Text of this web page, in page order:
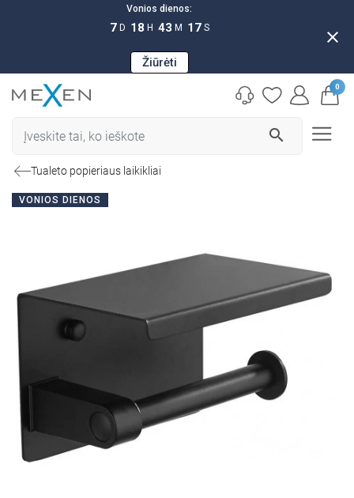
Vonios dienos:
7 D 18 H 43 M 16 S
Žiūrėti
close
search
0
Tualeto popieriaus laikikliai
VONIOS DIENOS